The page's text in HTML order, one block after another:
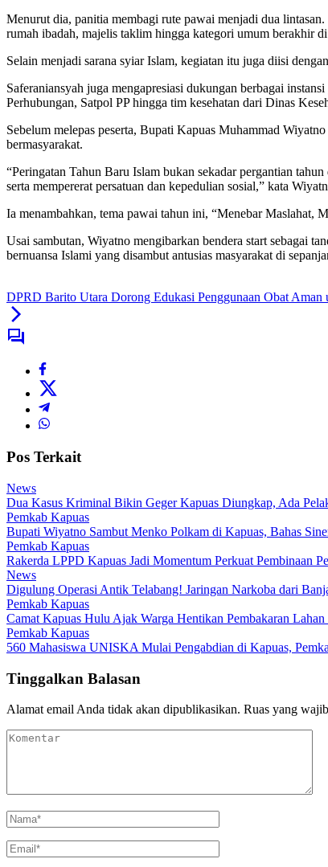
Menurut dia, panitia membagi rute pawai menjadi dua
rumah ibadah, majelis taklim hingga kategori umum berakhir
Selain menjadi sarana syiar Islam, kegiatan itu juga diisi
Saferaniansyah juga mengapresiasi dukungan berbagai
Perhubungan, Satpol PP hingga tim kesehatan dari Dinas
Sebelum melepas peserta, Bupati Kapuas Muhammad
bermasyarakat.
“Peringatan Tahun Baru Islam bukan sekadar pergantian
serta mempererat persatuan dan kepedulian sosial,” kata
Ia menambahkan, tema pawai tahun ini, “Menebar Maslahat,
Usai sambutan, Wiyatno mengibarkan bendera start sebagai
bernuansa Islami yang disambut antusias masyarakat di
DPRD Barito Utara Dorong Edukasi Penggunaan Obat Aman
Pos Terkait
News
Dua Kasus Kriminal Bikin Geger Kapuas Diungkap, Ada
Pemkab Kapuas
Bupati Wiyatno Sambut Menko Polkam di Kapuas, Bahas
Pemkab Kapuas
Rakerda LPPD Kapuas Jadi Momentum Perkuat Pembinaan
News
Digulung Operasi Antik Telabang! Jaringan Narkoba dari
Pemkab Kapuas
Camat Kapuas Hulu Ajak Warga Hentikan Pembakaran
Pemkab Kapuas
560 Mahasiswa UNISKA Mulai Pengabdian di Kapuas,
Tinggalkan Balasan
Alamat email Anda tidak akan dipublikasikan. Ruas yang